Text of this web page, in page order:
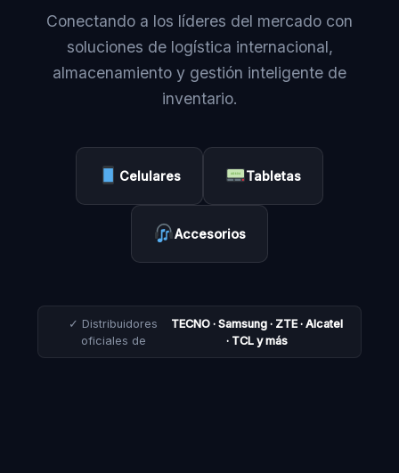
Conectando a los líderes del mercado con
soluciones de logística internacional,
almacenamiento y gestión inteligente de
inventario.
Celulares Tabletas
Accesorios
✓ Distribuidores
oficiales de
TECNO · Samsung · ZTE · Alcatel
· TCL y más